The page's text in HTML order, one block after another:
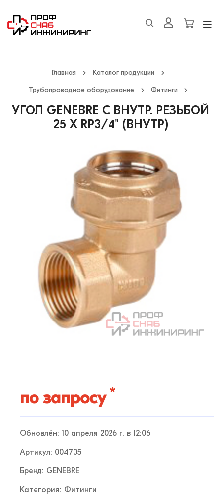
Главная Каталог продукции
Трубопроводное оборудование Фитинги
УГОЛ GENEBRE С ВНУТР. РЕЗЬБОЙ
25 X RP3/4" (ВНУТР)
по запросу *
Обновлён: 10 апреля 2026 г. в 12:06
Артикул: 004705
Бренд: GENEBRE
Категория: Фитинги